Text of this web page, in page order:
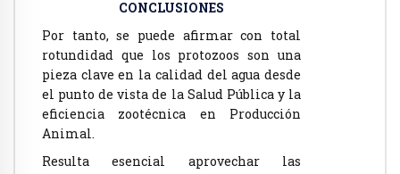
CONCLUSIONES
Por tanto, se puede afirmar con total
rotundidad que los protozoos son una
pieza clave en la calidad del agua desde
el punto de vista de la Salud Pública y la
eficiencia zootécnica en Producción
Animal.
Resulta esencial aprovechar las